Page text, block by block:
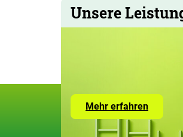
Unsere
Mehr erfahrenZur
Seite
mit
den